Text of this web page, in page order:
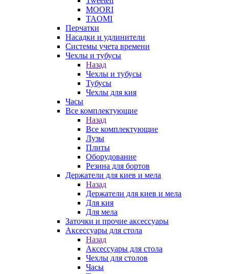
MOORI
TAOMI
Перчатки
Насадки и удлинители
Системы учета времени
Чехлы и тубусы
Назад
Чехлы и тубусы
Тубусы
Чехлы для кия
Часы
Все комплектующие
Назад
Все комплектующие
Лузы
Плиты
Оборудование
Резина для бортов
Держатели для киев и мела
Назад
Держатели для киев и мела
Для кия
Для мела
Заточки и прочие аксессуары
Аксессуары для стола
Назад
Аксессуары для стола
Чехлы для столов
Часы